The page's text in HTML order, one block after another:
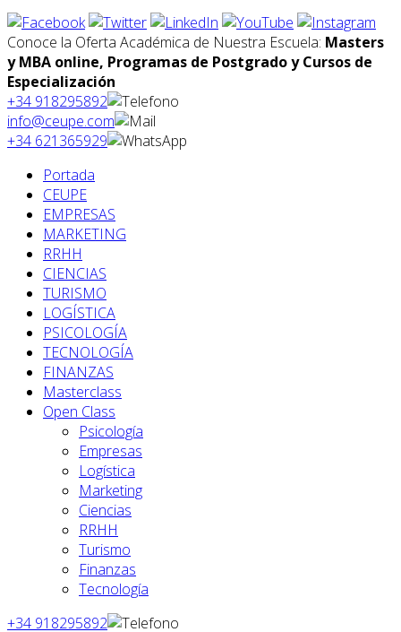
Conoce la Oferta Académica de Nuestra Escuela: Masters
y MBA online, Programas de Postgrado y Cursos de
Especialización
+34 918295892
info@ceupe.com
+34 621365929
Portada
CEUPE
EMPRESAS
MARKETING
RRHH
CIENCIAS
TURISMO
LOGÍSTICA
PSICOLOGÍA
TECNOLOGÍA
FINANZAS
Masterclass
Open Class
Psicología
Empresas
Logística
Marketing
Ciencias
RRHH
Turismo
Finanzas
Tecnología
+34 918295892